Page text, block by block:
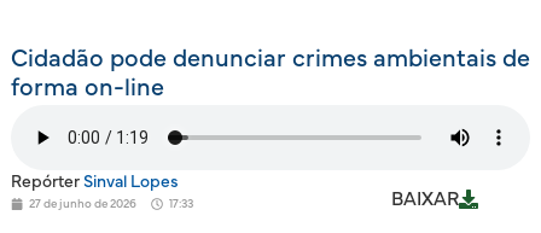
Cidadão pode denunciar crimes ambientais de
forma on-line
Repórter Sinval Lopes
27 de junho de 2026 17:33 BAIXAR